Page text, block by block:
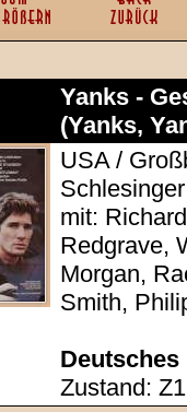
Yanks -
(Yanks,
USA /
Schlesinger
mit:
Redgrave,
Morgan,
Smith,
Deutsches
Zustand: